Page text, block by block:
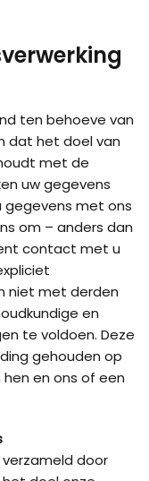
ten behoeve van
dat het doel van
met de
uw gegevens
gegevens met ons
om – anders dan
contact met u
niet met derden
en
te voldoen. Deze
gehouden op
en ons of een
door